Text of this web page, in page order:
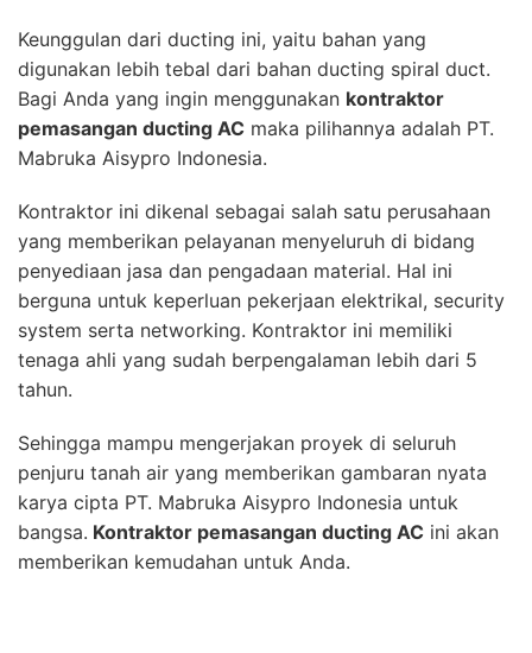
Keunggulan dari ducting ini, yaitu bahan yang
digunakan lebih tebal dari bahan ducting spiral duct.
Bagi Anda yang ingin menggunakan kontraktor
pemasangan ducting AC maka pilihannya adalah PT.
Mabruka Aisypro Indonesia.
Kontraktor ini dikenal sebagai salah satu perusahaan
yang memberikan pelayanan menyeluruh di bidang
penyediaan jasa dan pengadaan material. Hal ini
berguna untuk keperluan pekerjaan elektrikal, security
system serta networking. Kontraktor ini memiliki
tenaga ahli yang sudah berpengalaman lebih dari 5
tahun.
Sehingga mampu mengerjakan proyek di seluruh
penjuru tanah air yang memberikan gambaran nyata
karya cipta PT. Mabruka Aisypro Indonesia untuk
bangsa. Kontraktor pemasangan ducting AC ini akan
memberikan kemudahan untuk Anda.